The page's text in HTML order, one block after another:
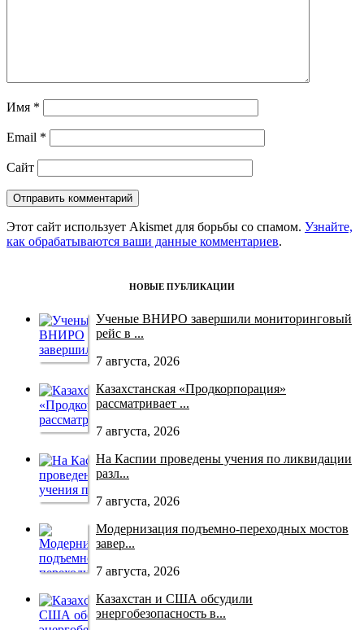
Имя *
Email *
Сайт
Этот сайт использует Akismet для борьбы со спамом. Узнайте,
как обрабатываются ваши данные комментариев.
НОВЫЕ ПУБЛИКАЦИИ
Ученые ВНИРО завершили мониторинговый
рейс в ...
7 августа, 2026
Казахстанская «Продкорпорация»
рассматривает ...
7 августа, 2026
На Каспии проведены учения по ликвидации
разл...
7 августа, 2026
Модернизация подъемно-переходных мостов
завер...
7 августа, 2026
Казахстан и США обсудили
энергобезопасность в...